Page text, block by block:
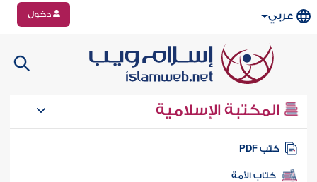
عربي دخول
المكتبة الإسلامية
كتب PDF